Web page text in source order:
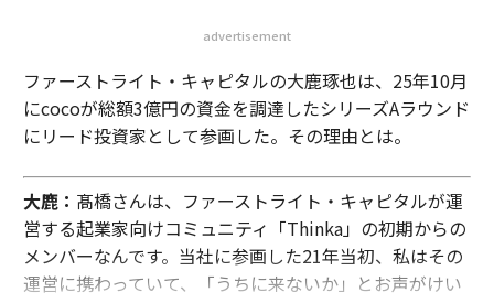
advertisement
ファーストライト・キャピタルの大鹿琢也は、25年10月
にcocoが総額3億円の資金を調達したシリーズAラウンド
にリード投資家として参画した。その理由とは。
大鹿： 髙橋さんは、ファーストライト・キャピタルが運
営する起業家向けコミュニティ「Thinka」の初期からの
メンバーなんです。当社に参画した21年当初、私はその
運営に携わっていて、「うちに来ないか」とお声がけい